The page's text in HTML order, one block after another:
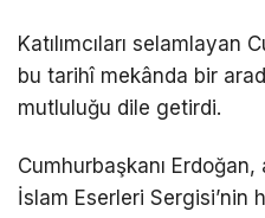
Katılımcıları selamlayan
bu tarihî mekânda bir
mutluluğu dile getirdi.
Cumhurbaşkanı Erdoğan,
İslam Eserleri Sergisi’nin